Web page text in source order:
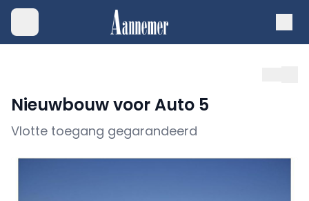
Nieuwbouw voor Auto 5
Vlotte toegang gegarandeerd